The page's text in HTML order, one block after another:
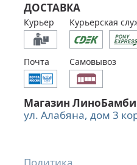
ДОСТАВКА
Курьер Курьерская
Почта Самовывоз
Магазин
ул. Алабяна, дом 3